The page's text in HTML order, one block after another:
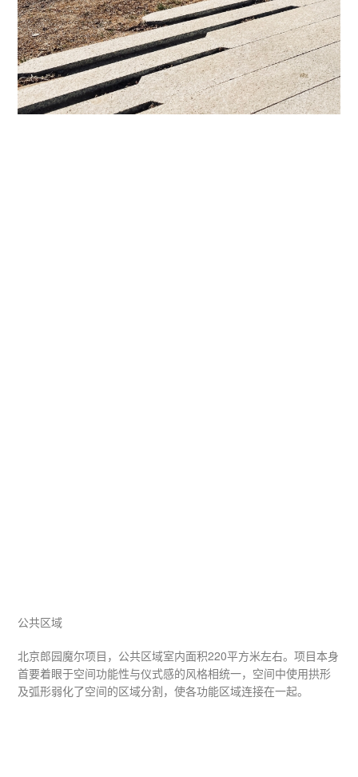
公共区域
北京郎园魔尔项目，公共区域室内面积220平方米左右。项目本身
首要着眼于空间功能性与仪式感的风格相统一，空间中使用拱形
及弧形弱化了空间的区域分割，使各功能区域连接在一起。